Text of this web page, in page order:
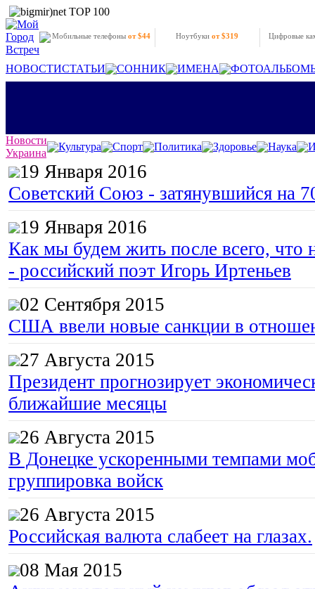
Мобильные телефоны от $44 Ноутбукиот $319 Цифровые
НОВОСТИСТАТЬИ СОННИК ИМЕНА
Новости
Украина
Культура Спорт Политика Здоровье Наука
19 Января 2016
Советский Союз - затянувшийся на
19 Января 2016
Как мы будем жить после всего, что
- российский поэт Игорь Иртеньев
02 Сентября 2015
США ввели новые санкции в
27 Августа 2015
Президент прогнозирует
ближайшие месяцы
26 Августа 2015
В Донецке ускоренными темпами
группировка войск
26 Августа 2015
Российская валюта слабеет на глазах.
08 Мая 2015